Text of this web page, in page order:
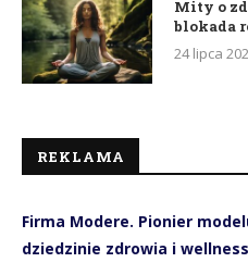
Mity o
blokada
24 lipca
REKLAMA
Firma Modere. Pionier
dziedzinie zdrowia i